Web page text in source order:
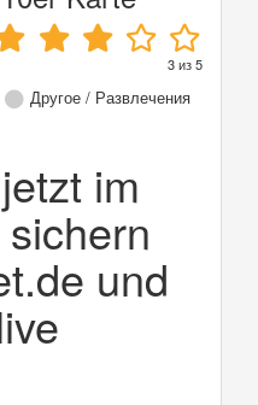
3из5
Другое / Развлечения
im
und